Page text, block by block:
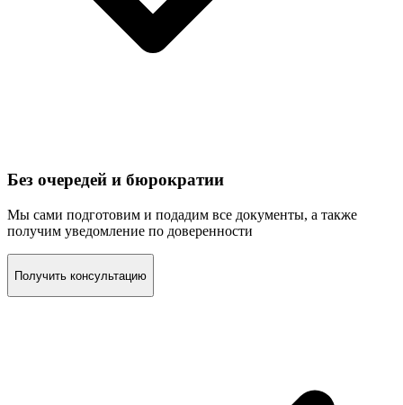
Без очередей и бюрократии
Мы сами подготовим и подадим все документы, а также
получим уведомление по доверенности
Получить консультацию